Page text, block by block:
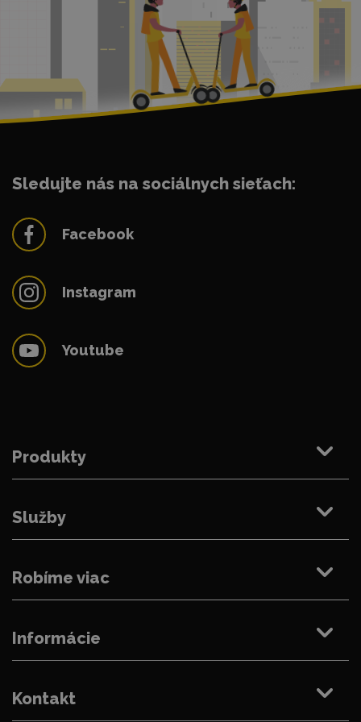
Sledujte nás na sociálnych sieťach:
Facebook
Instagram
Youtube
Produkty
Služby
Robíme viac
Informácie
Kontakt